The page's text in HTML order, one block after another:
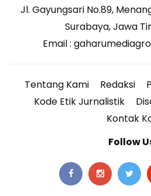
Jl. Gayungsari No.89,
Surabaya, Jawa
Email :
Tentang Kami Redaksi
Kode Etik Jurnalistik
Kontak
Follow